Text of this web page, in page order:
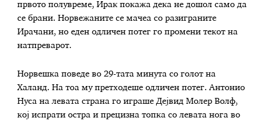
првото полувреме, Ирак покажа дека не дошол само да
се брани. Норвежаните се мачеа со разиграните
Ирачани, но еден одличен потег го промени текот на
натпреварот.
Норвешка поведе во 29-тата минута со голот на
Халанд. На тоа му претходеше одличен потег. Антонио
Нуса на левата страна го играше Дејвид Молер Волф,
кој испрати остра и прецизна топка со левата нога во